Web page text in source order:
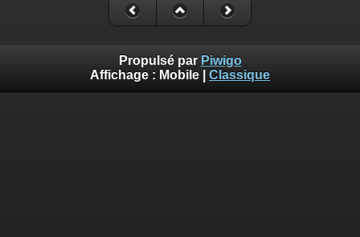
Propulsé par Piwigo
Affichage : Mobile Classique